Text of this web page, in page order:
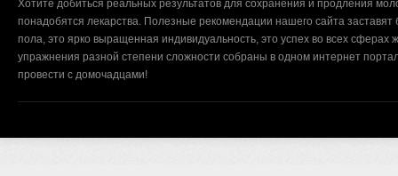
Хотите добиться реальных результатов для сохранения и продления
понадобятся лекарства. Полезные рекомендации нашего сайта
пола, это ярко выращенная индивидуальность, это успех во всех
упражнения разной степени сложности собраны в одном интернет
провести с домочадцами!